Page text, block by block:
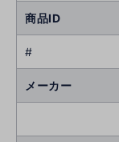
商品ID
#
メーカー